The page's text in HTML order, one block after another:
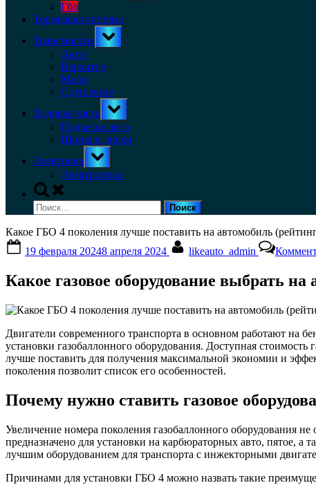
Гбо
Тормозная система
Трансмиссия
Toggle
sub-
Акпп
Вариатор
Мкпп
Сцепление
Ходовая часть
Toggle
sub-
menu
Подвеска авто
Шины и диски
Электрика
Toggle
sub-
menu
Электроника
Toggle
search
form
Найти:
Какое ГБО 4 поколения лучше поставить на автомобиль
on
19 февраля 20248 апреля 2024 likeauto_admin
Какое газовое оборудование выбрать
Двигатели современного транспорта в основном работают на
установки газобаллонного оборудования. Доступная
лучше поставить для получения максимальной экономии и
поколения позволит список его особенностей.
Почему нужно ставить газовое
Увеличение номера поколения газобаллонного оборудования
предназначено для установки на карбюраторных авто, пятое,
лучшим оборудованием для транспорта с инжекторными
Причинами для установки ГБО 4 можно назвать такие